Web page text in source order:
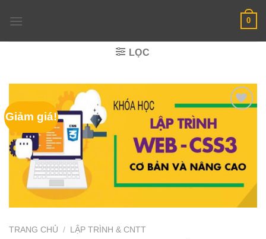
0
LỌC
Giảm giá!
TRANG CHỦ / LẬP TRÌNH & CNTT